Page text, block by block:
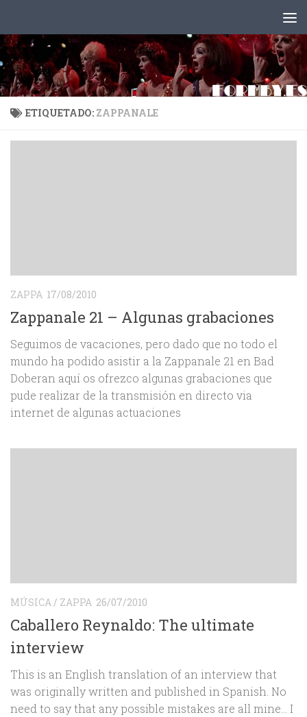
ETIQUETADO: ZAPPANALE
ZAPPA 17/08/2010
Zappanale 21 – Algunas grabaciones
Seguimos de vacaciones, pero dado que no todo el
mundo ha podido asistir a la Zappanale 21 en Bad
Doberan aquí os ofrezco algunas grabaciones que
pude realizar de la transmisión en directo via
internet de algunas actuaciones
MÚSICA/ ZAPPA 26/07/2010
Caballero Reynaldo: The ultimate
interview
This is an English translation of an interview that
was originally written and published in Spanish. No
need to say that any possible mistakes are all mine… I